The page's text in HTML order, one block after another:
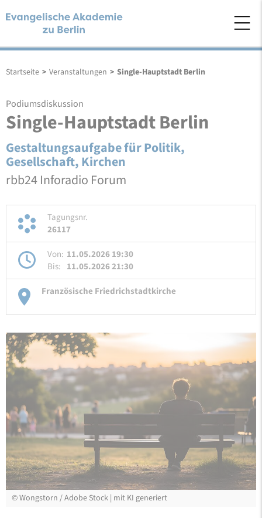
Startseite > Veranstaltungen > Single-Hauptstadt Berlin
Podiumsdiskussion
Single-Hauptstadt Berlin
Gestaltungsaufgabe für Politik,
Gesellschaft, Kirchen
rbb24 Inforadio Forum
Tagungsnr.
26117
Von: 11.05.2026 19:30
Bis: 11.05.2026 21:30
Französische Friedrichstadtkirche
©Wongstorn / Adobe Stock | mit KI generiert